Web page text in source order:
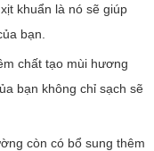
khuẩn là nó sẽ giúp
bạn.
chất tạo mùi hương
bạn không chỉ sạch sẽ
còn có bổ sung thêm